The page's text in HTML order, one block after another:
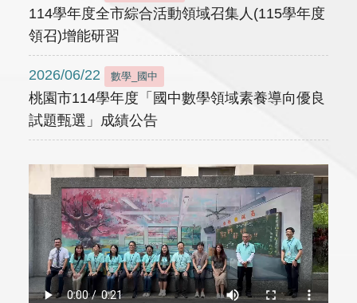
114學年度全市綜合活動領域召集人(115學年度
領召)增能研習
2026/06/22 數學_國中
桃園市114學年度「國中數學領域素養導向優良
試題甄選」成績公告